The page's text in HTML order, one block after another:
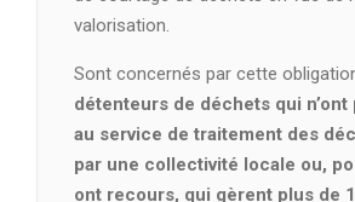
valorisation.
Sont concernés par cette
détenteurs de déchets qui
au service de traitement des
par une collectivité locale ou,
ont recours, qui gèrent plus de